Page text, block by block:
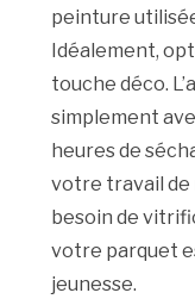
peinture
Idéalement,
touche déco.
simplement
heures de
votre travail de
besoin de
votre parquet
jeunesse.